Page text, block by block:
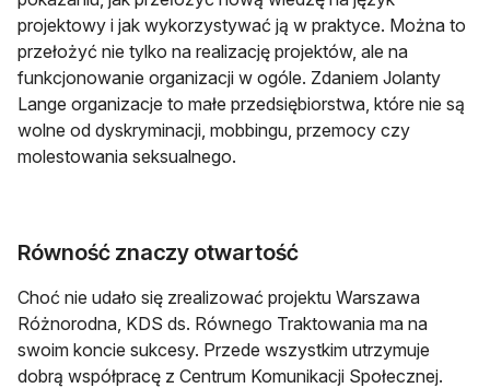
projektowy i jak wykorzystywać ją w praktyce. Można to
przełożyć nie tylko na realizację projektów, ale na
funkcjonowanie organizacji w ogóle. Zdaniem Jolanty
Lange organizacje to małe przedsiębiorstwa, które nie są
wolne od dyskryminacji, mobbingu, przemocy czy
molestowania seksualnego.
Równość znaczy otwartość
Choć nie udało się zrealizować projektu Warszawa
Różnorodna, KDS ds. Równego Traktowania ma na
swoim koncie sukcesy. Przede wszystkim utrzymuje
dobrą współpracę z Centrum Komunikacji Społecznej.